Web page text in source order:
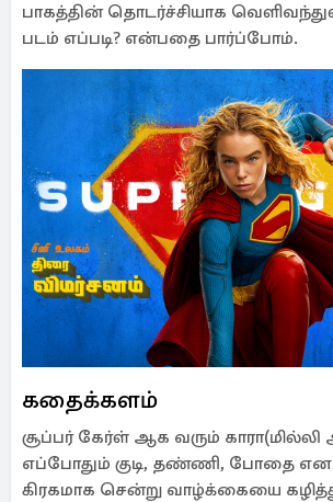
பாகத்தின் தொடர்ச்சியாக
படம் எப்படி? என்பதை பார்ப்போம்.
கதைக்களம்
சூப்பர் கேர்ள் ஆக வரும்
எப்போதும் குடி, தண்ணி, போதை
கிரகமாக சென்று வாழ்க்கையை